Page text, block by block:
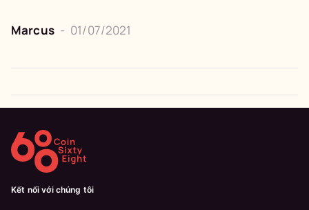
Marcus - 01/07/2021
Kết nối với chúng tôi